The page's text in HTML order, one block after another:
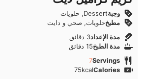
وجبةDessert, حلويات
مطبخحلويات, صحي و دايت
مدة الإعداد3 دقائق
دقائق
مدة الطبخ15دقائق
دقائق
Servings
7
Calories
75kcal